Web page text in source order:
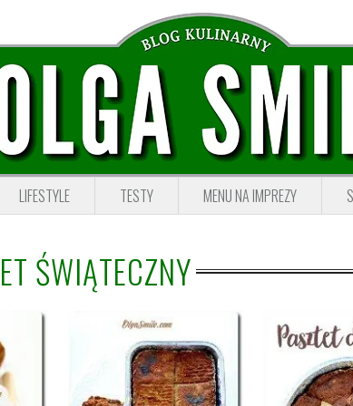
LIFESTYLE TESTY MENU NA IMPREZY
ŚWIĄTECZNY